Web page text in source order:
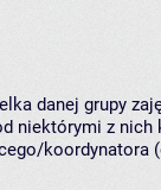
danej grupy
niektórymi z nich
koordynatora